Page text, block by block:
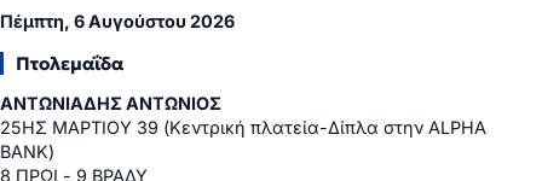
Πέμπτη, 6 Αυγούστου 2026
Πτολεμαΐδα
ΑΝΤΩΝΙΑΔΗΣ ΑΝΤΩΝΙΟΣ
25ΗΣ ΜΑΡΤΙΟΥ 39 (Κεντρική πλατεία-Δίπλα στην ALPHA
BANK)
8 ΠΡΩΙ - 9 ΒΡΑΔΥ